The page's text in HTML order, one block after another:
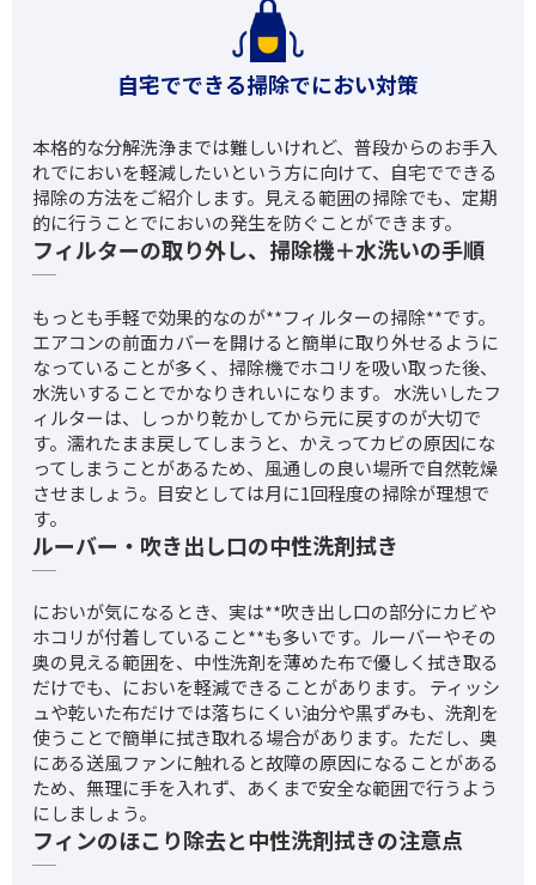
自宅でできる掃除でにおい対策
本格的な分解洗浄までは難しいけれど、普段からのお手入
れでにおいを軽減したいという方に向けて、自宅でできる
掃除の方法をご紹介します。見える範囲の掃除でも、定期
的に行うことでにおいの発生を防ぐことができます。
フィルターの取り外し、掃除機＋水洗いの手順
もっとも手軽で効果的なのが**フィルターの掃除**です。
エアコンの前面カバーを開けると簡単に取り外せるように
なっていることが多く、掃除機でホコリを吸い取った後、
水洗いすることでかなりきれいになります。 水洗いしたフ
ィルターは、しっかり乾かしてから元に戻すのが大切で
す。濡れたまま戻してしまうと、かえってカビの原因にな
ってしまうことがあるため、風通しの良い場所で自然乾燥
させましょう。目安としては月に1回程度の掃除が理想で
す。
ルーバー・吹き出し口の中性洗剤拭き
においが気になるとき、実は**吹き出し口の部分にカビや
ホコリが付着していること**も多いです。ルーバーやその
奥の見える範囲を、中性洗剤を薄めた布で優しく拭き取る
だけでも、においを軽減できることがあります。 ティッシ
ュや乾いた布だけでは落ちにくい油分や黒ずみも、洗剤を
使うことで簡単に拭き取れる場合があります。ただし、奥
にある送風ファンに触れると故障の原因になることがある
ため、無理に手を入れず、あくまで安全な範囲で行うよう
にしましょう。
フィンのほこり除去と中性洗剤拭きの注意点